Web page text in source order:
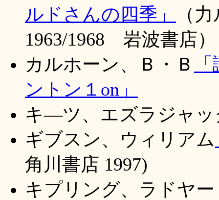
ルドさんの四季」
（
1963/1968 岩波書店）
カルホーン、Ｂ・Ｂ
ントン１on」
キ―ツ、エズラジャッ
ギブスン、ウィリアム
角川書店 1997)
キプリング、ラドヤ